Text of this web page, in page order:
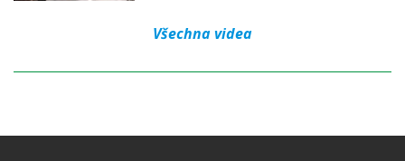
Všechna videa